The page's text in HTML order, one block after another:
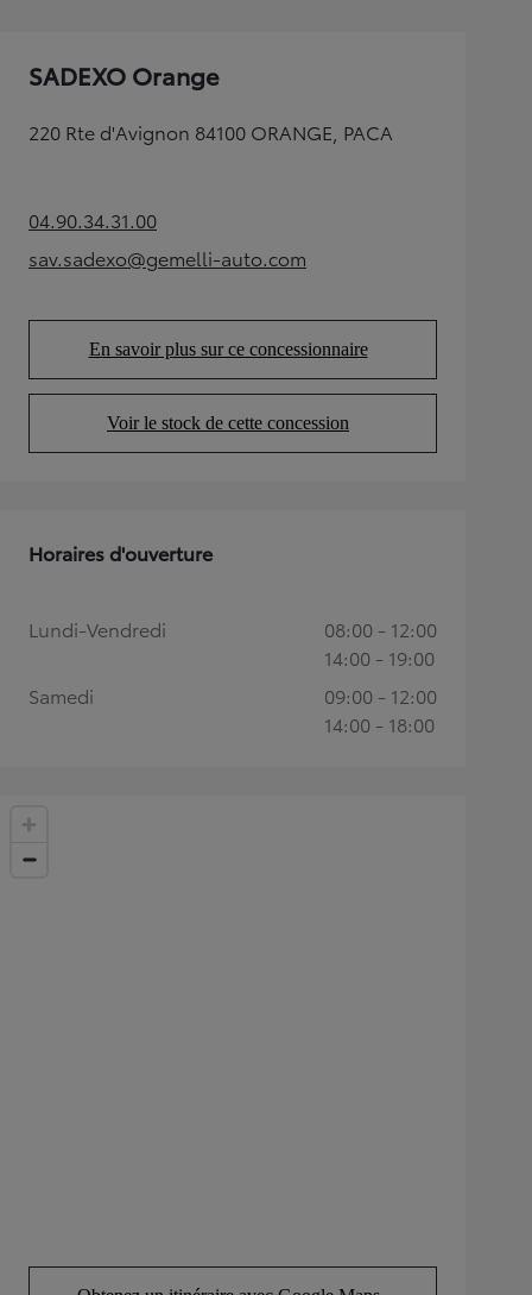
SADEXO Orange
220 Rte d'Avignon 84100 ORANGE, PACA
04.90.34.31.00(Opens in new tab)
sav.sadexo@gemelli-auto.com
(Opens in new tab)
En savoir plus sur ce concessionnaire
(Opens in new tab)
Voir le stock de cette concession
(Opens in new tab)
Horaires d'ouverture
Lundi-Vendredi
08:00 - 12:00
14:00 - 19:00
Samedi
09:00 - 12:00
14:00 - 18:00